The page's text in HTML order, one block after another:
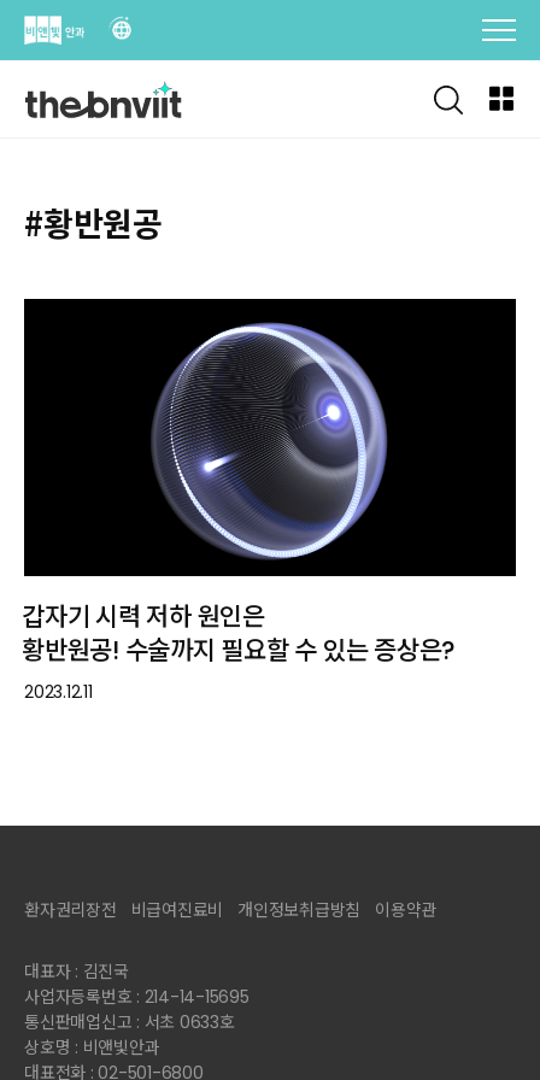
Skip
#황반원공
갑자기 시력 저하 원인은
황반원공! 수술까지 필요할 수 있는 증상은?
2023.12.11
환자권리장전 비급여진료비 개인정보취급방침 이용약관
대표자 : 김진국
사업자등록번호 : 214-14-15695
통신판매업신고 : 서초 0633호
상호명 : 비앤빛안과
대표전화 : 02-501-6800